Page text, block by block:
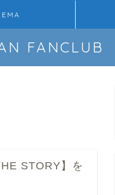
FANCLUB
STORY】を